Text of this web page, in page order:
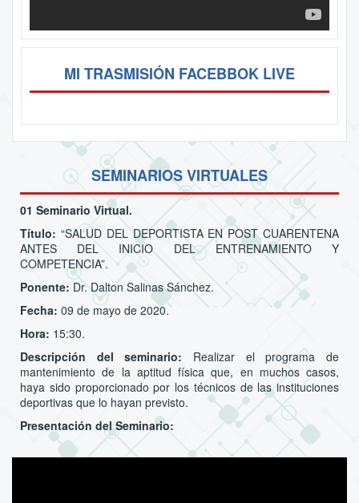
MI TRASMISIÓN FACEBBOK LIVE
SEMINARIOS VIRTUALES
01 Seminario Virtual.
Título: “SALUD DEL DEPORTISTA EN POST CUARENTENA
ANTES DEL INICIO DEL ENTRENAMIENTO Y
COMPETENCIA”.
Ponente: Dr. Dalton Salinas Sánchez.
Fecha: 09 de mayo de 2020.
Hora: 15:30.
Descripción del seminario: Realizar el programa de
mantenimiento de la aptitud física que, en muchos casos,
haya sido proporcionado por los técnicos de las instituciones
deportivas que lo hayan previsto.
Presentación del Seminario: